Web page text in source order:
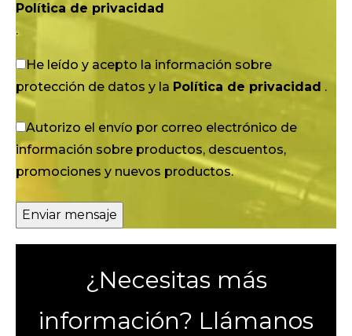
Política de privacidad
.
He leído y acepto la información sobre
protección de datos y la Política de privacidad .
Autorizo el envío por correo electrónico de
información sobre productos, descuentos,
promociones y nuevos productos.
¿Necesitas más
información? Llámanos